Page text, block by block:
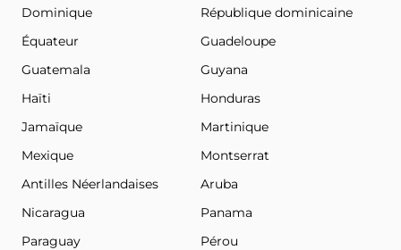
Dominique
République dominicaine
Équateur
Guadeloupe
Guatemala
Guyana
Haïti
Honduras
Jamaïque
Martinique
Mexique
Montserrat
Antilles Néerlandaises
Aruba
Nicaragua
Panama
Paraguay
Pérou